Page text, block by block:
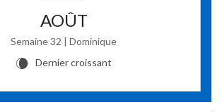
AOÛT
Semaine 32 | Dominique
W Dernier croissant